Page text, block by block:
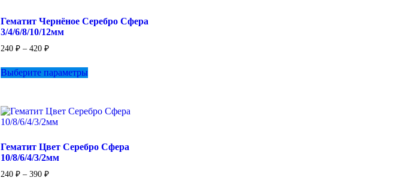
на
Гематит Чернёное Серебро Сфера
3/4/6/8/10/12мм
240₽ – 420₽Диапазон
240 ₽
–
Выберите параметры
Опции
на
Гематит Цвет Серебро Сфера
10/8/6/4/3/2мм
240₽ – 390₽Диапазон